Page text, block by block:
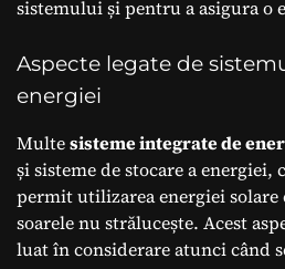
sistemului și pentru a asigura o
Aspecte legate de
energiei
Multesisteme integrate de
și sisteme de stocare a
permit utilizarea energiei solare
soarele nu strălucește. Acest
luat în considerare atunci când